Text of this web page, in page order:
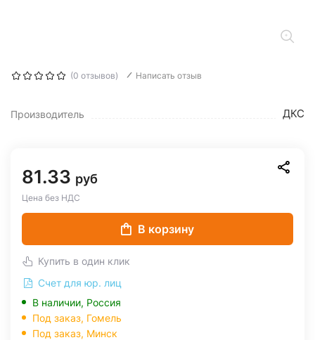
(0 отзывов) Написать отзыв
Производитель ДКС
81.33 руб
Цена без НДС
В корзину
Купить в один клик
Счет для юр. лиц
В наличии, Россия
Под заказ, Гомель
Под заказ, Минск